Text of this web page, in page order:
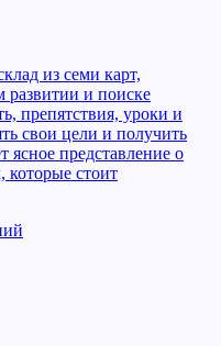
из семи карт,
и поиске
препятствия, уроки и
свои цели и получить
ясное представление о
которые стоит